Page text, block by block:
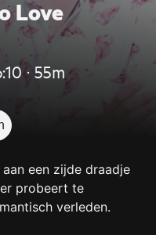
Love
‧ 55m
een zijde draadje
probeert te
verleden.